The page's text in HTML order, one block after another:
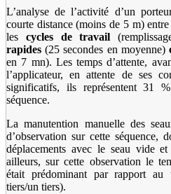
L’analyse de l’activité d’un
courte distance (moins de 5 m)
les cycles de travail
rapides (25 secondes en moyenne)
en 7 mn). Les temps d’attente,
l’applicateur, en attente de ses
significatifs, ils représentent 31
séquence.
La manutention manuelle des
d’observation sur cette
déplacements avec le seau vide
ailleurs, sur cette observation le
était prédominant par rapport au
tiers/un tiers).